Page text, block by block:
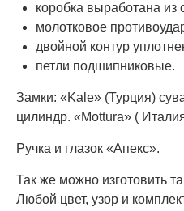
коробка выработана из
молотковое
двойной контур
петли подшипниковые.
Замки: «Kale» (Турция)
цилиндр. «Mottura» (
Ручка и глазок «Апекс».
Так же можно изготовить
Любой цвет, узор и